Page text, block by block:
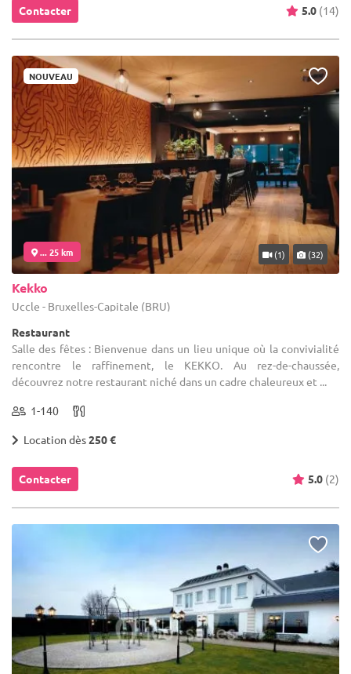
Contacter 5.0 (14)
NOUVEAU
... 25 km (1) (32)
Kekko
Uccle - Bruxelles-Capitale (BRU)
Restaurant
Salle des fêtes : Bienvenue dans un lieu unique où la convivialité
rencontre le raffinement, le KEKKO. Au rez-de-chaussée,
découvrez notre restaurant niché dans un cadre chaleureux et ...
1-140
Location dès250 €
Contacter 5.0 (2)